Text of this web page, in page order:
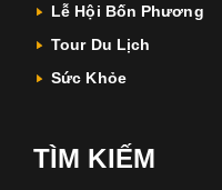
Lễ Hội Bốn Phương
Tour Du Lịch
Sức Khỏe
TÌM KIẾM